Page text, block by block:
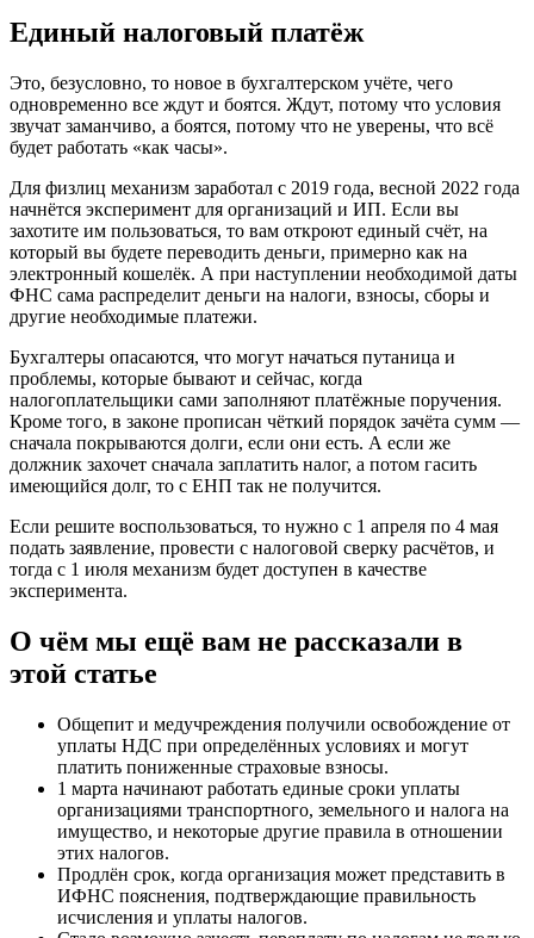
Единый налоговый платёж
Это, безусловно, то новое в бухгалтерском учёте, чего
одновременно все ждут и боятся. Ждут, потому что условия
звучат заманчиво, а боятся, потому что не уверены, что всё
будет работать «как часы».
Для физлиц механизм заработал с 2019 года, весной 2022 года
начнётся эксперимент для организаций и ИП. Если вы
захотите им пользоваться, то вам откроют единый счёт, на
который вы будете переводить деньги, примерно как на
электронный кошелёк. А при наступлении необходимой даты
ФНС сама распределит деньги на налоги, взносы, сборы и
другие необходимые платежи.
Бухгалтеры опасаются, что могут начаться путаница и
проблемы, которые бывают и сейчас, когда
налогоплательщики сами заполняют платёжные поручения.
Кроме того, в законе прописан чёткий порядок зачёта сумм —
сначала покрываются долги, если они есть. А если же
должник захочет сначала заплатить налог, а потом гасить
имеющийся долг, то с ЕНП так не получится.
Если решите воспользоваться, то нужно с 1 апреля по 4 мая
подать заявление, провести с налоговой сверку расчётов, и
тогда с 1 июля механизм будет доступен в качестве
эксперимента.
О чём мы ещё вам не рассказали в
этой статье
Общепит и медучреждения получили освобождение от
уплаты НДС при определённых условиях и могут
платить пониженные страховые взносы.
1 марта начинают работать единые сроки уплаты
организациями транспортного, земельного и налога на
имущество, и некоторые другие правила в отношении
этих налогов.
Продлён срок, когда организация может представить в
ИФНС пояснения, подтверждающие правильность
исчисления и уплаты налогов.